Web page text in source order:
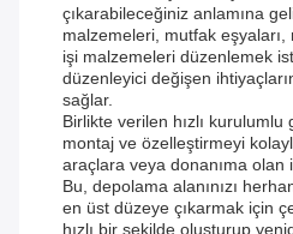
çıkarabileceğiniz anlamına
malzemeleri, mutfak
işi malzemeleri düzenlemek
düzenleyici değişen
sağlar.
Birlikte verilen hızlı
montaj ve özelleştirmeyi
araçlara veya donanıma olan
Bu, depolama alanınızı
en üst düzeye çıkarmak için
hızlı bir şekilde oluşturup